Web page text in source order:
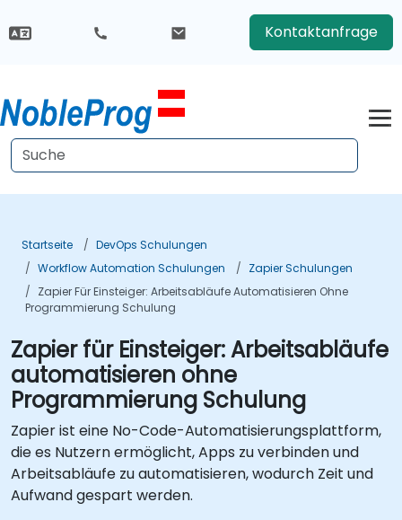
Kontaktanfrage
Startseite
DevOps Schulungen
Workflow Automation Schulungen
Zapier Schulungen
Zapier Für Einsteiger: Arbeitsabläufe Automatisieren Ohne
Programmierung Schulung
Zapier für Einsteiger: Arbeitsabläufe
automatisieren ohne
Programmierung Schulung
Zapier ist eine No-Code-Automatisierungsplattform,
die es Nutzern ermöglicht, Apps zu verbinden und
Arbeitsabläufe zu automatisieren, wodurch Zeit und
Aufwand gespart werden.